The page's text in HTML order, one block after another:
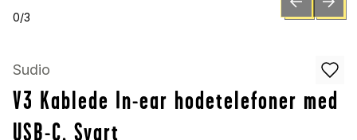
0/3 PREVIOUSNEXT
Sudio
V3 Kablede In-ear hodetelefoner med
USB-C, Svart